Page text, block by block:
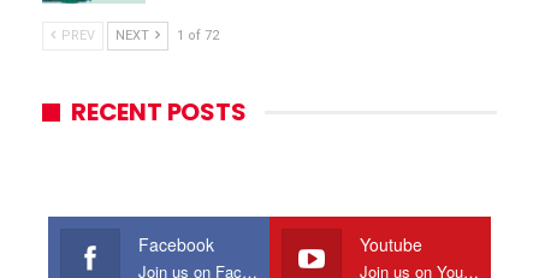
PREV NEXT 1 of 72
RECENT POSTS
Facebook
Join us on Facebook
Youtube
Join us on Youtube